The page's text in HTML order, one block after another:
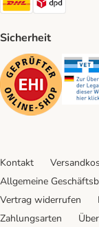
Sicherheit
Security
Kontakt
Allgemeine
Vertrag widerrufen
Zahlungsarten